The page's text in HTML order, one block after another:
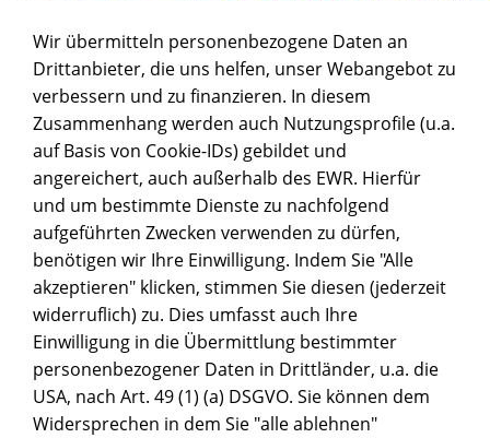
Wir übermitteln personenbezogene Daten an
Drittanbieter, die uns helfen, unser Webangebot zu
verbessern und zu finanzieren. In diesem
Zusammenhang werden auch Nutzungsprofile (u.a.
auf Basis von Cookie-IDs) gebildet und
angereichert, auch außerhalb des EWR. Hierfür
und um bestimmte Dienste zu nachfolgend
aufgeführten Zwecken verwenden zu dürfen,
benötigen wir Ihre Einwilligung. Indem Sie "Alle
akzeptieren" klicken, stimmen Sie diesen (jederzeit
widerruflich) zu. Dies umfasst auch Ihre
Einwilligung in die Übermittlung bestimmter
personenbezogener Daten in Drittländer, u.a. die
USA, nach Art. 49 (1) (a) DSGVO. Sie können dem
Widersprechen in dem Sie "alle ablehnen"